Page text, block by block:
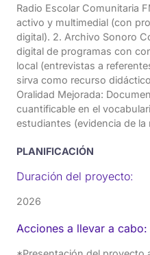
Radio Escolar Comunitaria
activo y multimedial (con
digital). 2. Archivo Sonoro
digital de programas con
local (entrevistas a
sirva como recurso
Oralidad Mejorada:
cuantificable en el
estudiantes (evidencia de la
PLANIFICACIÓN
Duración del proyecto:
2026
Acciones a llevar a cabo: